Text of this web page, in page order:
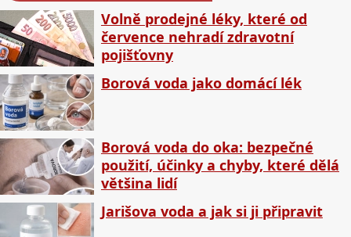
Volně prodejné léky, které od
července nehradí zdravotní
pojišťovny
Borová voda jako domácí lék
Borová voda do oka: bezpečné
použití, účinky a chyby, které dělá
většina lidí
Jarišova voda a jak si ji připravit